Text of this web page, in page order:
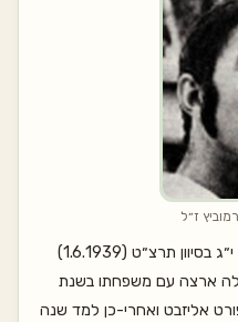
ז״ל
אלי (אליק), בן חיה ויעקב, נולד ביום י״ג בסיוון תרצ״ט (1.6.1939)
ארצה עם משפחתו בשנת
אליזבט ואחרי-כן למד שנה